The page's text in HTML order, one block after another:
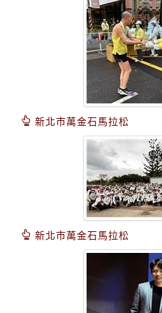
新北市萬金石馬拉松
新北市萬金石馬拉松